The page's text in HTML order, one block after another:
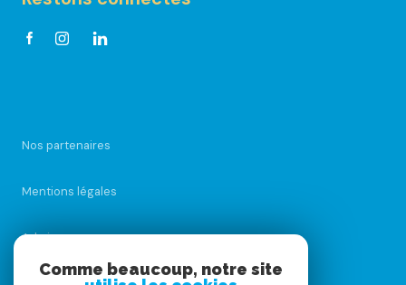
Nos partenaires
Mentions légales
Admin
Comme beaucoup, notre site